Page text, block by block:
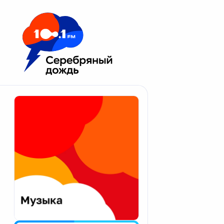
Москва 100.1 FM
Апатиты
Екатеринбург
Калининград
Калуга